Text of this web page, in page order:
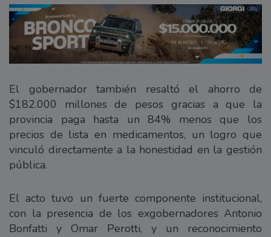
El gobernador también resaltó el ahorro de
$182.000 millones de pesos gracias a que la
provincia paga hasta un 84% menos que los
precios de lista en medicamentos, un logro que
vinculó directamente a la honestidad en la gestión
pública.
El acto tuvo un fuerte componente institucional,
con la presencia de los exgobernadores Antonio
Bonfatti y Omar Perotti, y un reconocimiento